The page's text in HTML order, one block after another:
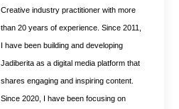
Creative industry practitioner with more
than 20 years of experience. Since 2011,
I have been building and developing
Jadiberita as a digital media platform that
shares engaging and inspiring content.
Since 2020, I have been focusing on